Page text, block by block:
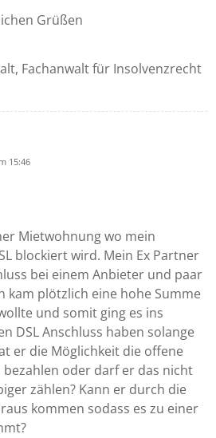
Grüßen
Fachanwalt für Insolvenzrecht
15:46
Mietwohnung wo mein
blockiert wird. Mein Ex Partner
bei einem Anbieter und paar
kam plötzlich eine hohe Summe
und somit ging es ins
DSL Anschluss haben solange
er die Möglichkeit die offene
bezahlen oder darf er das nicht
zählen? Kann er durch die
kommen sodass es zu einer